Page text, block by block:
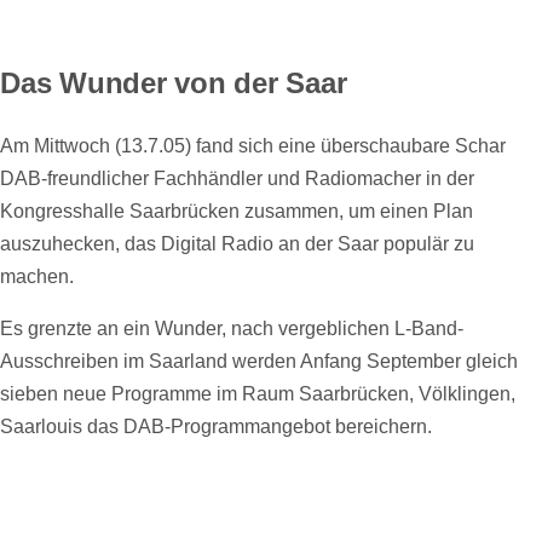
Das Wunder von der Saar
Am Mittwoch (13.7.05) fand sich eine überschaubare Schar
DAB-freundlicher Fachhändler und Radiomacher in der
Kongresshalle Saarbrücken zusammen, um einen Plan
auszuhecken, das Digital Radio an der Saar populär zu
machen.
Es grenzte an ein Wunder, nach vergeblichen L-Band-
Ausschreiben im Saarland werden Anfang September gleich
sieben neue Programme im Raum Saarbrücken, Völklingen,
Saarlouis das DAB-Programmangebot bereichern.